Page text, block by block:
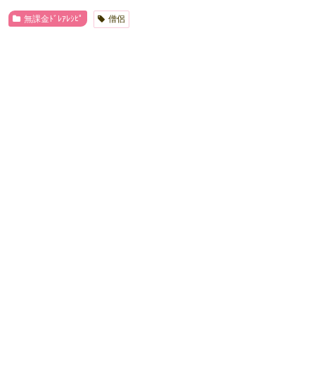
無課金ﾄﾞﾚｱﾚｼﾋﾟ 僧侶